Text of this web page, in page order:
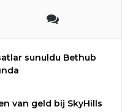
sunuldu Bethub
van geld bij SkyHills